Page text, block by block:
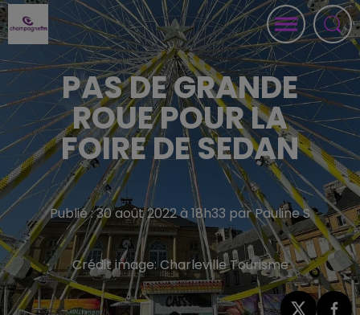
PAS DE GRANDE
ROUE POUR LA
FOIRE DE SEDAN
Publié : 30 août 2022 à 18h33 par Pauline S
Crédit image:Charleville Tourisme